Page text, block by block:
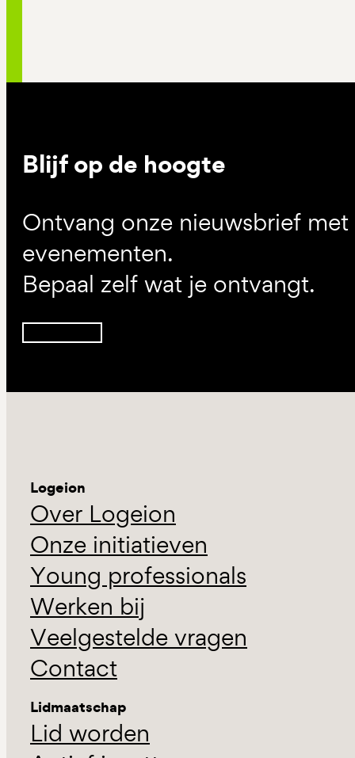
Blijf op de hoogte
Ontvang onze nieuwsbrief
evenementen.
Bepaal zelf wat je ontvangt.
Logeion
Over Logeion
Onze initiatieven
Young professionals
Werken bij
Veelgestelde vragen
Contact
Lidmaatschap
Lid worden